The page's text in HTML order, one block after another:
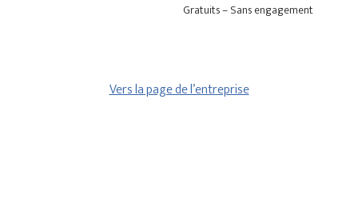
Gratuits – Sans engagement
Vers la page de l’entreprise